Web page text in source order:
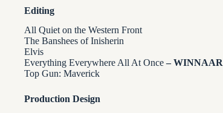
Editing
All Quiet on the Western Front
The Banshees of Inisherin
Elvis
Everything Everywhere All At Once– WINNAAR
Top Gun: Maverick
Production Design